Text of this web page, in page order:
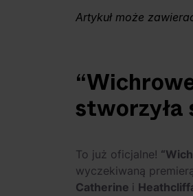
Artykuł może
stworzyła
To już oficjalne!
wyczekiwaną
Catherine i